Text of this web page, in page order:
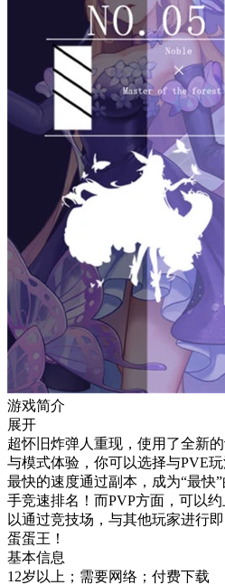
游戏简介
展开
超怀旧炸弹人重现，使用了全新
与模式体验，你可以选择与PVE
最快的速度通过副本，成为“最快
手竞速排名！而PVP方面，可以
以通过竞技场，与其他玩家进行
蛋蛋王！
基本信息
12岁以上；需要网络；付费下载